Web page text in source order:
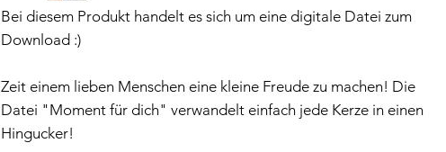
Bei diesem Produkt handelt es sich um eine digitale Datei zum
Download :)
Zeit einem lieben Menschen eine kleine Freude zu machen! Die
Datei "Moment für dich" verwandelt einfach jede Kerze in einen
Hingucker!